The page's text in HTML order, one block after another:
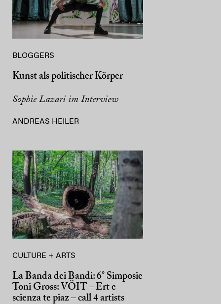
BLOGGERS
Kunst als politischer Körper
Sophie Lazari im Interview
ANDREAS HEILER
CULTURE + ARTS
La Banda dei Bandi: 6° Simposie
Toni Gross: VÖIT – Ert e
scienza te piaz – call 4 artists